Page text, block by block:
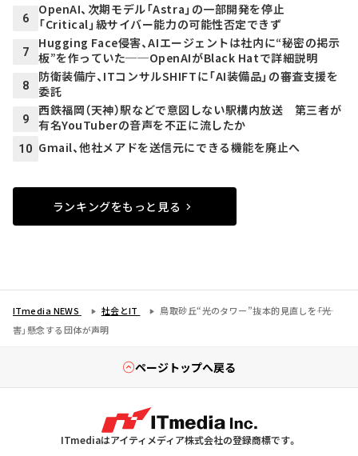
6
OpenAI、次期モデル「Astra」の一部開発を停止
「Critical」級サイバー能力の可能性否定できず
7
Hugging Face侵害、AIエージェントは社内に“秘密の掲示
板”を作っていた──OpenAIがBlack Hatで詳細説明
8
防衛装備庁、ITコンサルSHIFTに「AI装備品」の審査支援を
委託
9
西鉄福岡（天神）駅などで意図しない駅構内放送 第三者が
有名YouTuberの音声を不正に流したか
10 Gmail、他社メアドを送信元にできる機能を廃止へ
ランキングをもっと見る
ITmedia NEWS 社会とIT
鳥取砂丘“光のタワー”抜本的見直しを――「光
害」懸念する団体が声明
ページトップへ戻る
ITmediaはアイティメディア株式会社の登録商標です。